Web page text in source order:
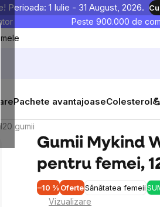
1 Iulie - 31 August, 2026.
Peste 900.000 de
Pachete avantajoaseColesterol
gumii
Gumii Mykind
pentru femei,
–10 % OferteSănătatea femeii
Vizualizare